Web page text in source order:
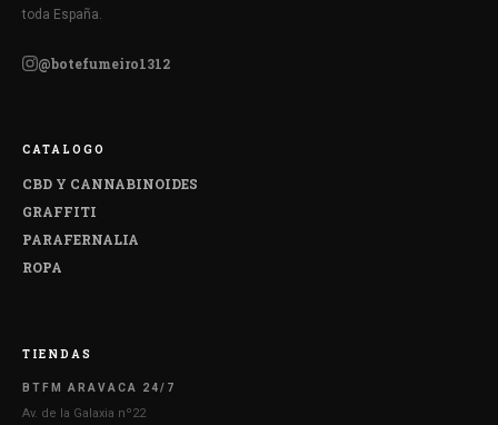
toda España.
@botefumeiro1312
CATALOGO
CBD Y CANNABINOIDES
GRAFFITI
PARAFERNALIA
ROPA
TIENDAS
BTFM ARAVACA 24/7
Av. de la Galaxia nº22